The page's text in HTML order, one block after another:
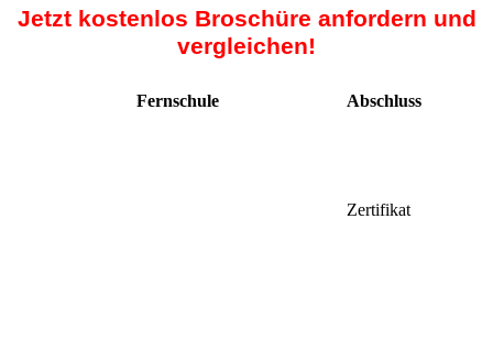
Jetzt kostenlos Broschüre anfordern und
vergleichen!
Fernschule Abschluss
Zertifikat